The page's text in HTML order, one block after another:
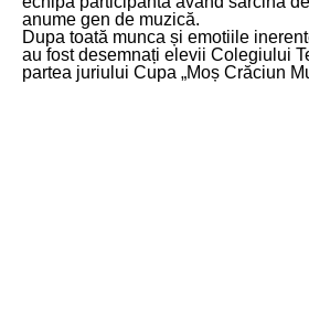
anume gen de muzică.
Dupa toată munca și emotiile
au fost desemnați elevii Colegiului
partea juriului Cupa „Moș Crăciun